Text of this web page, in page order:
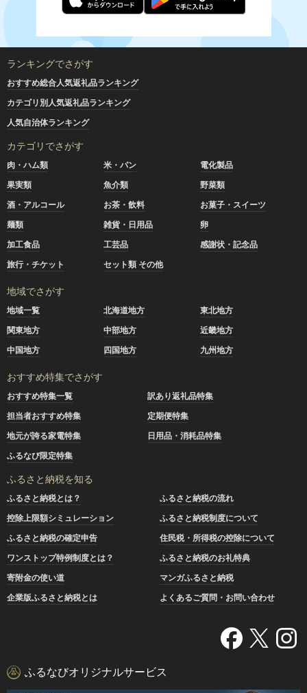
ランキングでさがす
おすすめ総合人気返礼品ランキング
カテゴリ別人気返礼品ランキング
人気自治体ランキング
カテゴリでさがす
肉・ハム類 米・パン
電化製品
果実類
魚介類
野菜類
酒・アルコール
お茶・飲料
お菓子・スイーツ
麺類
雑貨・日用品
卵
加工食品
工芸品
感謝状・記念品
旅行・チケット
セット類 その他
地域でさがす
地域一覧 北海道地方
東北地方
関東地方
中部地方
近畿地方
中国地方
四国地方 九州地方
おすすめ特集でさがす
おすすめ特集一覧
訳あり返礼品特集
担当者おすすめ特集
定期便特集
地元が誇る家電特集
日用品・消耗品特集
ふるなび限定特集
ふるさと納税を知る
ふるさと納税とは？
ふるさと納税の流れ
控除上限額シミュレーション
ふるさと納税制度について
ふるさと納税の確定申告
住民税・所得税の控除について
ワンストップ特例制度とは？
ふるさと納税のお礼特典
寄附金の使い道
マンガふるさと納税
企業版ふるさと納税とは
よくあるご質問・お問い合わせ
ふるなびオリジナルサービス